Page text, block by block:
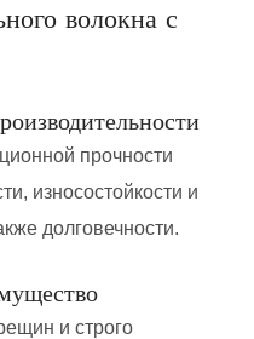
волокна с
прочности
износостойкости и
долговечности.
и строго